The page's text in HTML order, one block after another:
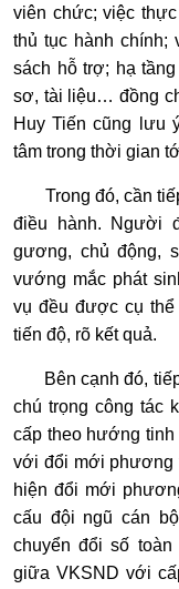
viên chức; việc
thủ tục hành chính;
sách hỗ trợ; hạ
sơ, tài liệu… đồng
Huy Tiến cũng lưu
tâm trong thời gian
Trong đó, cần tiếp
điều hành. Người
gương, chủ động,
vướng mắc phát
vụ đều được cụ
tiến độ, rõ kết quả.
Bên cạnh đó, tiếp
chú trọng công tác
cấp theo hướng
với đổi mới phương
hiện đổi mới
cấu đội ngũ cán
chuyển đổi số
giữa VKSND với